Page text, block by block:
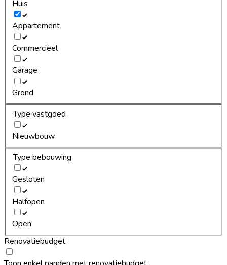
Huis
Appartement
Commercieel
Garage
Grond
Type vastgoed
Nieuwbouw
Type bebouwing
Gesloten
Halfopen
Open
Renovatiebudget